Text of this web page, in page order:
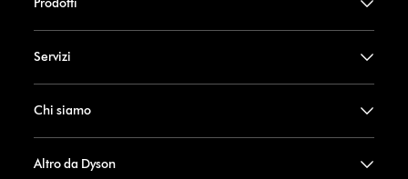
Prodotti
Servizi
Chi siamo
Altro da Dyson